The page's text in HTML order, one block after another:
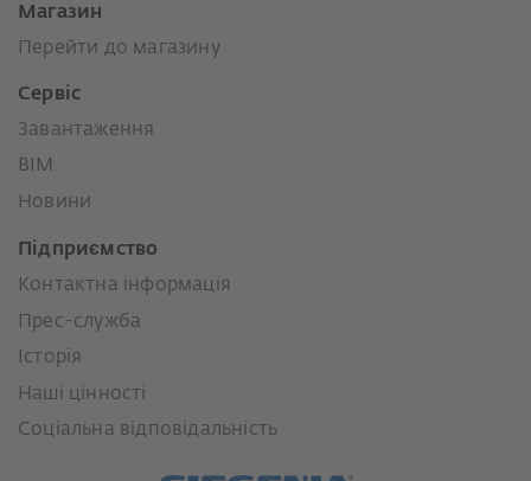
Магазин
Перейти до магазину
Сервіс
Завантаження
BIM
Новини
Підприємство
Контактна інформація
Прес-служба
Історія
Наші цінності
Соціальна відповідальність